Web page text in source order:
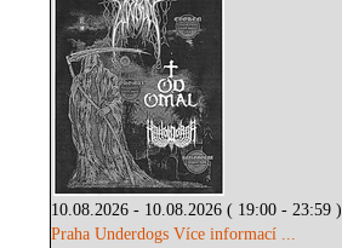
10.08.2026 - 10.08.2026 ( 19:00 - 23:59 )
Praha Underdogs Více informací ...